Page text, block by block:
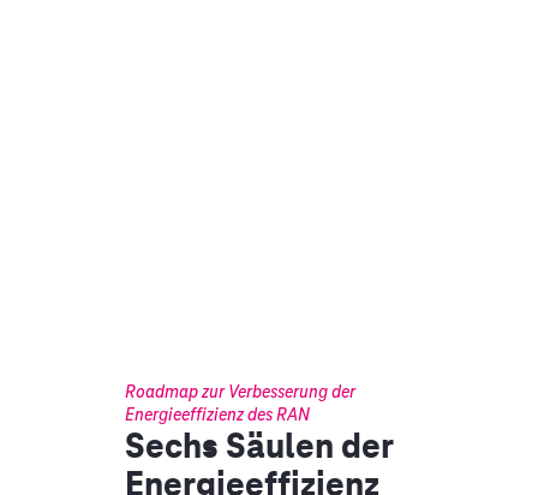
Roadmap zur Verbesserung der
Energieeffizienz des RAN
Sechs Säulen der
Energieeffizienz